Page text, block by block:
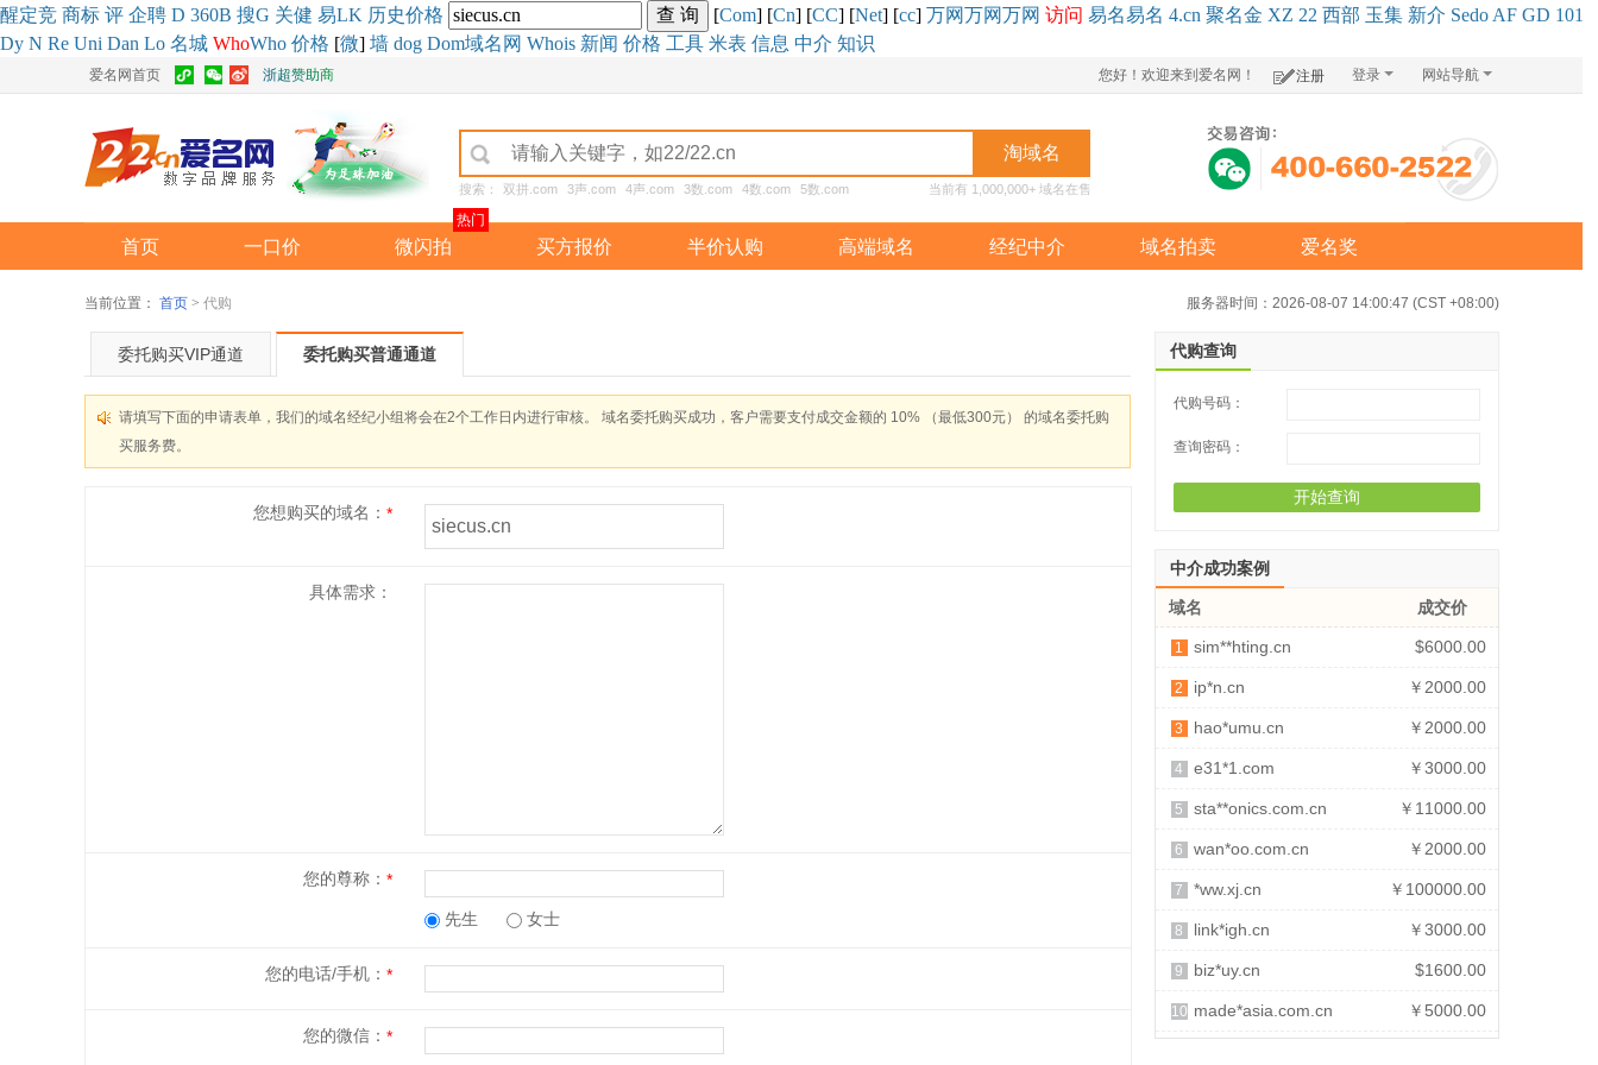
醒定竞 商标 评 企聘 D 360B 搜G 关健 易LK 历史价格 [Com] [Cn] [CC] [Net] [cc] 万网万网万网 访问 易名易名 4.cn 聚名金 XZ 22 西部 玉集 新介 Sedo AF GD 101
Dy N Re Uni Dan Lo 名城 WhoWho 价格 [微] 墙 dog Dom域名网 Whois 新闻 价格 工具 米表 信息 中介 知识